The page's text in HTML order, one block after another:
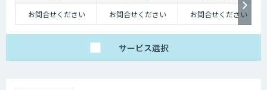
お問合せください
お問合せください お問合せください
サービス選択